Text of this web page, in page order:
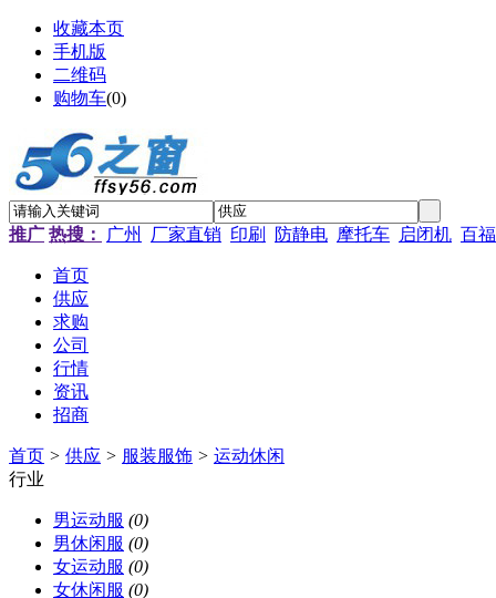
收藏本页
手机版
二维码
购物车(0)
推广 热搜： 广州 厂家直销 印刷 防静电 摩托车 启闭机 百福
首页
供应
求购
公司
行情
资讯
招商
首页 > 供应 > 服装服饰 > 运动休闲
行业
男运动服 (0)
男休闲服 (0)
女运动服 (0)
女休闲服 (0)